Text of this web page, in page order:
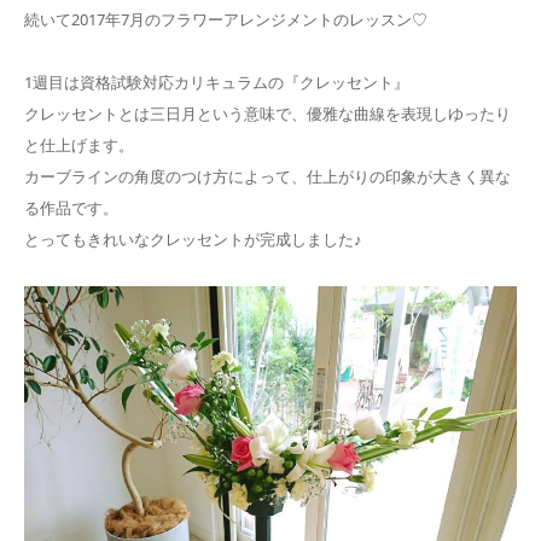
続いて2017年7月のフラワーアレンジメントのレッスン♡
1週目は資格試験対応カリキュラムの『クレッセント』
クレッセントとは三日月という意味で、優雅な曲線を表現しゆったり
と仕上げます。
カーブラインの角度のつけ方によって、仕上がりの印象が大きく異な
る作品です。
とってもきれいなクレッセントが完成しました♪